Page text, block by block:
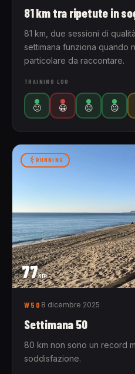
81 km tra ripetute in
81 km, due sessioni di
settimana funziona quando
particolare da raccontare.
TRAINING LOG
🙂 😀 😐 😐
77km
RUNNING
W50 8 dicembre 2025
Settimana 50
80 km non sono un record
soddisfazione.